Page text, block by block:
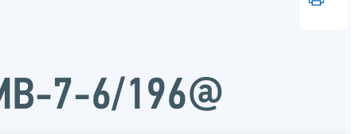
7-6/196@